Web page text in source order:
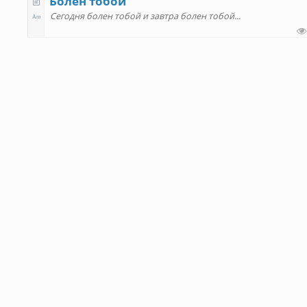
Сегодня болен тобой и завтра болен тобой